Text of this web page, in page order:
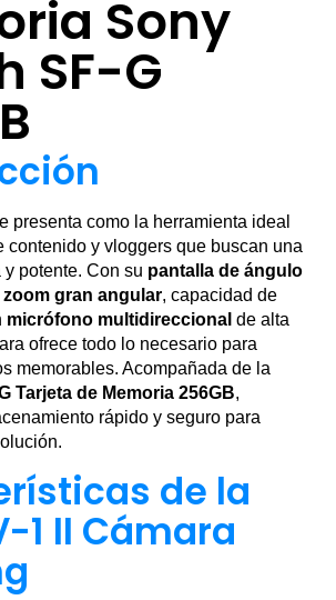
Sony
SF-G
presenta como la herramienta ideal
contenido y vloggers que buscan una
potente. Con su pantalla de ángulo
zoom gran angular, capacidad de
micrófono multidireccional de alta
ofrece todo lo necesario para
memorables. Acompañada de la
Tarjeta de Memoria 256GB,
rápido y seguro para
de la
1 II Cámara